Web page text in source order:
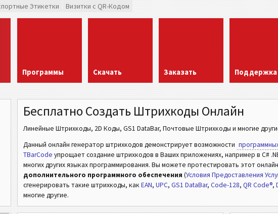
Этикетки Визитки с QR-Кодом
Программы Скачать Заказать Поддержка
Бесплатно Создать Штрихкоды Онлайн
Линейные Штрихкоды, 2D Коды, GS1 DataBar, Почтовые Штрихкоды и многие
Данный онлайн генератор штрихкодов демонстрирует возможности
TBarCode упрощает создание штрихкодов в Ваших приложениях, например в C#
многих других языках программирования. Вы можете протестировать этот
дополнительного программного обеспечения (Условия Предоставления
сгенерировать такие штрихкоды, как EAN, UPC, GS1 DataBar, Code-128, QR Code®,
многие другие.